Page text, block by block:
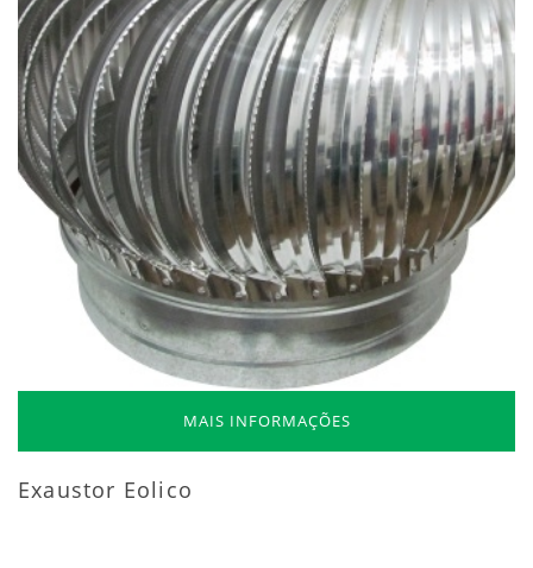
MAIS INFORMAÇÕES
Exaustor Eolico